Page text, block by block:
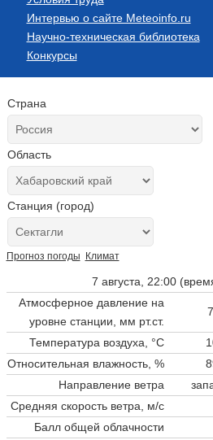
Интервью о сайте Meteoinfo.ru
Научно-техническая библиотека
Конкурсы
Страна
Область
Станция (город)
Прогноз погоды Климат
7 августа, 22:00
Атмосферное давление на
уровне станции, мм рт.ст.
Температура воздуха, °C
Относительная влажность, %
Направление ветра
Средняя скорость ветра, м/с
Балл общей облачности